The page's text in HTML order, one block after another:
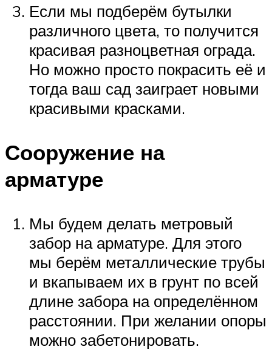
Если мы подберём бутылки
различного цвета, то получится
красивая разноцветная ограда.
Но можно просто покрасить её и
тогда ваш сад заиграет новыми
красивыми красками.
Сооружение на
арматуре
Мы будем делать метровый
забор на арматуре. Для этого
мы берём металлические трубы
и вкапываем их в грунт по всей
длине забора на определённом
расстоянии. При желании опоры
можно забетонировать.